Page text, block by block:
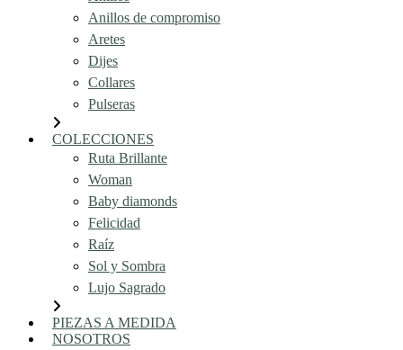
Anillos de compromiso
Aretes
Dijes
Collares
Pulseras
COLECCIONES
Ruta Brillante
Woman
Baby diamonds
Felicidad
Raíz
Sol y Sombra
Lujo Sagrado
PIEZAS A MEDIDA
NOSOTROS